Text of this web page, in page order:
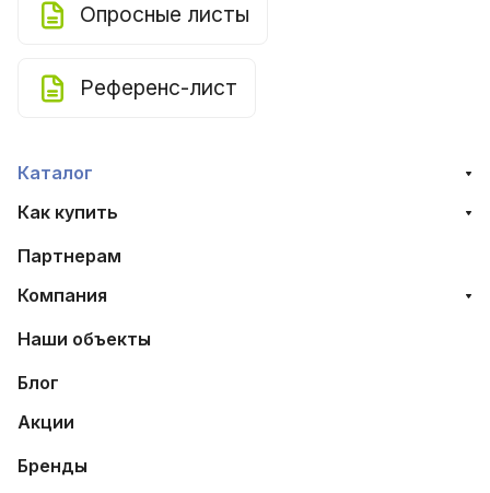
Опросные листы
Референс-лист
Каталог
Как купить
Партнерам
Компания
Наши объекты
Блог
Акции
Бренды